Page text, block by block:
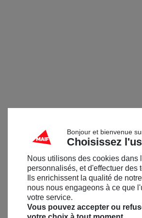
Bonjour et bienvenue
Choisissez
Nous utilisons des cookies dans
personnalisés, et d'effectuer des
Ils enrichissent la qualité de
nous nous engageons à ce que
votre service.
Vous pouvez accepter ou